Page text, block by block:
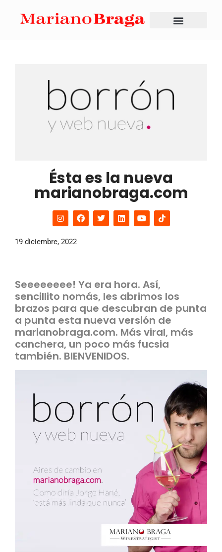
Ésta es la nueva
marianobraga.com
19 diciembre, 2022
Seeeeeeee! Ya era hora. Así,
sencillito nomás, les abrimos los
brazos para que descubran de punta
a punta esta nueva versión de
marianobraga.com. Más viral, más
canchera, un poco más fucsia
también. BIENVENIDOS.